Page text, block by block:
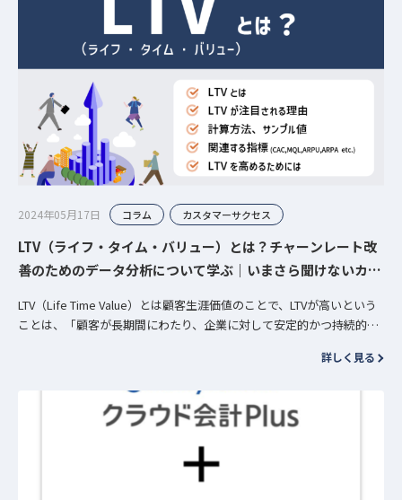
2024年05月17日 コラム カスタマーサクセス
LTV（ライフ・タイム・バリュー）とは？チャーンレート改
善のためのデータ分析について学ぶ｜いまさら聞けないカス
LTV（Life Time Value）とは顧客生涯価値のことで、LTVが高いという
ことは、「顧客が長期間にわたり、企業に対して安定的かつ持続的に
詳しく見る